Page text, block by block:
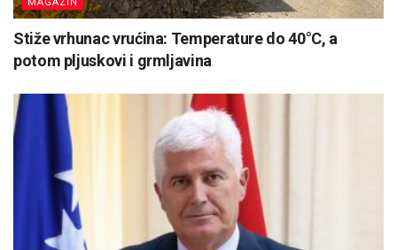
Stiže vrhunac vrućina: Temperature do 40°C, a
potom pljuskovi i grmljavina